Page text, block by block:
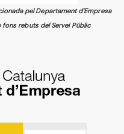
pel Departament d’Empresa
fons rebuts del Servei Públic